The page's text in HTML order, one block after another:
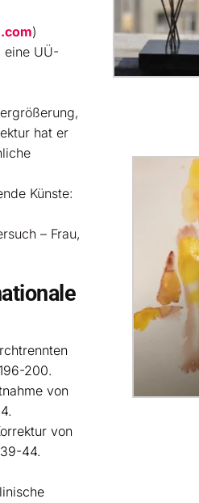
)
eine UÜ-
hat er
Künste:
– Frau,
200.
von
von
44.